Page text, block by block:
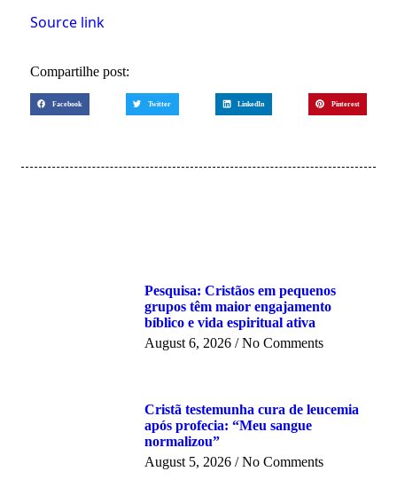
Source link
Compartilhe post:
Facebook Twitter LinkedIn Pinterest
Pesquisa: Cristãos em pequenos
grupos têm maior engajamento
bíblico e vida espiritual ativa
August 6, 2026 No Comments
Cristã testemunha cura de leucemia
após profecia: “Meu sangue
normalizou”
August 5, 2026 No Comments